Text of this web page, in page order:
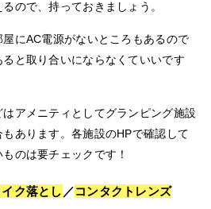
ので、持っておきましょう。
にAC電源がないところもあるので
と取り合いにならなくていいです
アメニティとしてグランピング施設
あります。各施設のHPで確認して
のは要チェックです！
イク落とし ／コンタクトレンズ